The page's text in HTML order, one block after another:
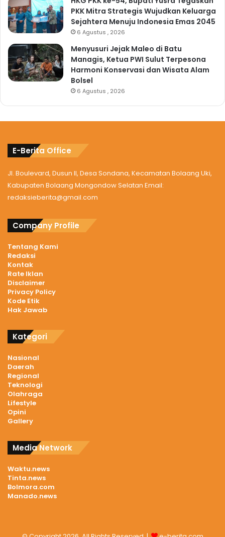
PKK Mitra Strategis Wujudkan Keluarga
Sejahtera Menuju Indonesia Emas 2045
6 Agustus , 2026
Menyusuri Jejak Maleo di Batu
Managis, Ketua PWI Sulut Terpesona
Harmoni Konservasi dan Wisata Alam
Bolsel
6 Agustus , 2026
E-Berita Office
Jl. Boulevard, Dusun II, Desa Sondana, Kecamatan Bolaang Uki,
Kabupaten Bolaang Mongondow Selatan Email:
redaksieberita@gmail.com
Company Profile
Tentang Kami
Redaksi
Kontak
Rate Iklan
Disclaimer
Privacy Policy
Kode Etik
Hak Jawab
Kategori
Nasional
Daerah
Regional
Teknologi
Olahraga
Lifestyle
Opini
Gallery
Media Network
Waktu.news
Tinta.news
Bolmora.com
Manado.news